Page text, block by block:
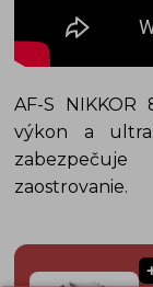
AF-S
výkon a
zaostrovanie.